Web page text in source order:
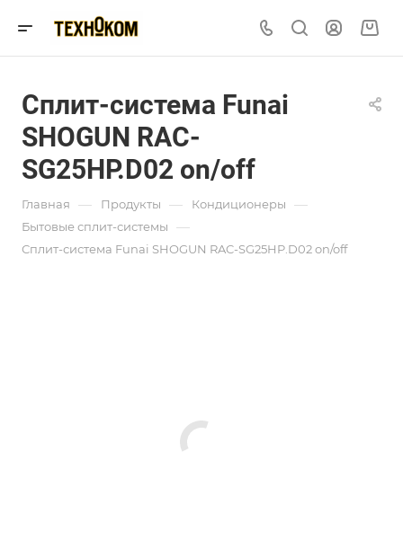
Сплит-система Funai
SHOGUN RAC-
SG25HP.D02 on/off
Главная — Продукты — Кондиционеры —
Бытовые сплит-системы —
Сплит-система Funai SHOGUN RAC-SG25HP.D02 on/off